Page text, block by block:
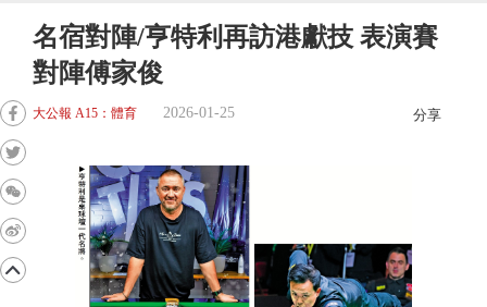
名宿對陣/亨特利再訪港獻技 表演賽
對陣傅家俊
大公報 A15：體育 2026-01-25 分享